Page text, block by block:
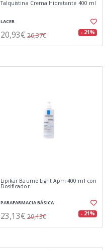
Talquistina Crema Hidratante 400 ml
LACER
20,93€ 26,37€ - 21%
Lipikar Baume Light Apm 400 ml con
Dosificador
PARAFARMACIA BÁSICA
23,13€ 29,13€ - 21%